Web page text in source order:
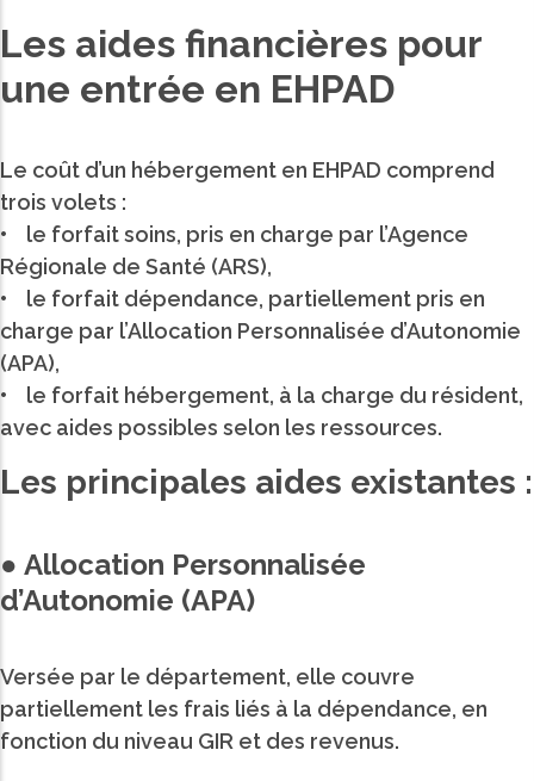
Les aides financières pour
une entrée en EHPAD
Le coût d’un hébergement en EHPAD comprend
trois volets :
• le forfait soins, pris en charge par l’Agence
Régionale de Santé (ARS),
• le forfait dépendance, partiellement pris en
charge par l’Allocation Personnalisée d’Autonomie
(APA),
• le forfait hébergement, à la charge du résident,
avec aides possibles selon les ressources.
Les principales aides existantes :
● Allocation Personnalisée
d’Autonomie (APA)
Versée par le département, elle couvre
partiellement les frais liés à la dépendance, en
fonction du niveau GIR et des revenus.